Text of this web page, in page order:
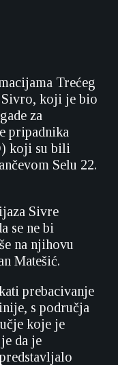
Trećeg
koji je bio
za
pripadnika
koji su bili
Selu 22.
Sivre
se ne bi
na njihovu
Matešić.
prebacivanje
s područja
koje je
da je